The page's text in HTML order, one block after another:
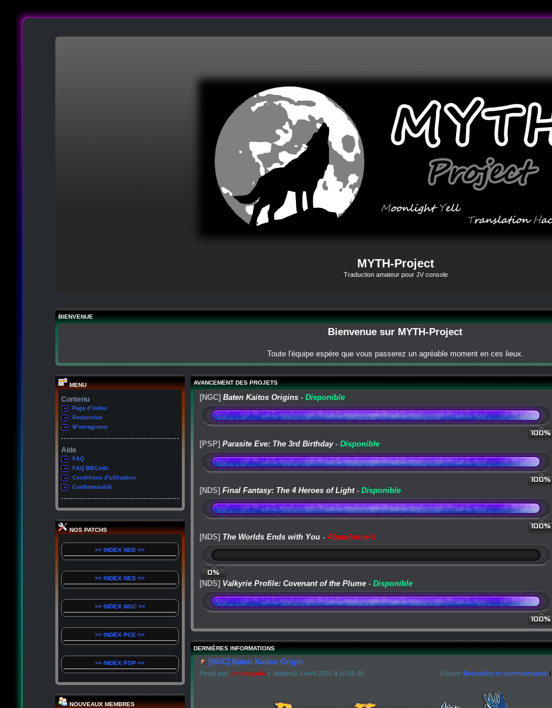
MYTH-Project
Traduction amateur pour JV console
BIENVENUE
Bienvenue sur MYTH-Project
Toute l'équipe espère que vous passerez un agréable moment en ces lieux.
MENU
Contenu
Page d’index
Rechercher
M’enregistrer
Aide
FAQ
FAQ BBCode
Conditions d'utilisation
Confidentialité
NOS PATCHS
>> INDEX NDS <<
>> INDEX NES <<
>> INDEX NGC <<
>> INDEX PCE <<
>> INDEX PSP <<
NOUVEAUX MEMBRES
AVANCEMENT DES PROJETS
[NGC] Baten Kaitos Origins- Disponible
100%
[PSP] Parasite Eve: The 3rd Birthday- Disponible
100%
[NDS] Final Fantasy: The 4 Heroes of Light- Disponible
100%
[NDS] The Worlds Ends with You- Abandonné !!
0%
[NDS] Valkyrie Profile: Covenant of the Plume- Disponible
100%
DERNIÈRES INFORMATIONS
[NGC] Baten Kaitos Origin
1
Posté par: pinktagada» Vendredi 3 Avril 2020 à 16:56:46 Forum: Nouvelles et commentaires